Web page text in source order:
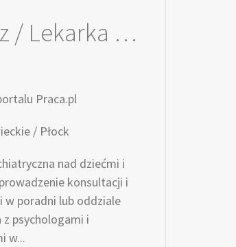
Lekarz / Lekarka ds. Psychiatrii Dziecięcej
Praca.pl
/ Płock
nad dziećmi i
konsultacji i
w poradni lub oddziale
z psychologami i
w...